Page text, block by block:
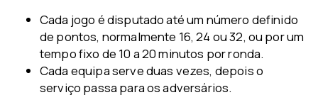
Cada jogo é disputado até um número definido
de pontos, normalmente 16, 24 ou 32, ou por um
tempo fixo de 10 a 20 minutos por ronda.
Cada equipa serve duas vezes, depois o
serviço passa para os adversários.